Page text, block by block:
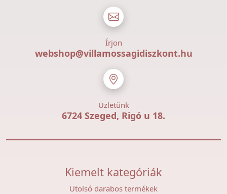
Írjon
webshop@villamossagidiszkont.hu
Üzletünk
6724 Szeged, Rigó u 18.
Kiemelt kategóriák
Utolsó darabos termékek